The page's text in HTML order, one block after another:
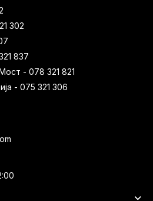
302
837
- 078 321 821
- 075 321 306